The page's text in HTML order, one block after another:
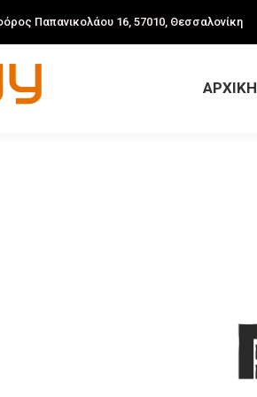
Παπανικολάου 16, 57010, Θεσσαλονίκη
ΑΡΧΙΚΗ
ΑΡΧΙΚΗ ΕΤΑΙΡΕΙΑ